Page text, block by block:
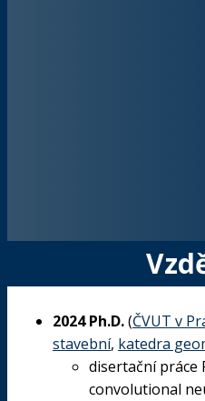
2024 Ph.D.(ČVUT v
stavební, katedra
disertační práce
convolutional